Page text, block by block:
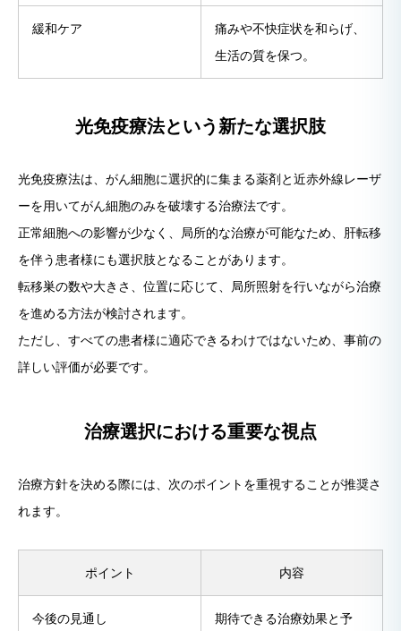
緩和ケア
痛みや不快症状を和らげ、
生活の質を保つ。
光免疫療法という新たな選択肢
光免疫療法は、がん細胞に選択的に集まる薬剤と近赤外線レーザ
ーを用いてがん細胞のみを破壊する治療法です。
正常細胞への影響が少なく、局所的な治療が可能なため、肝転移
を伴う患者様にも選択肢となることがあります。
転移巣の数や大きさ、位置に応じて、局所照射を行いながら治療
を進める方法が検討されます。
ただし、すべての患者様に適応できるわけではないため、事前の
詳しい評価が必要です。
治療選択における重要な視点
治療方針を決める際には、次のポイントを重視することが推奨さ
れます。
ポイント 内容
今後の見通し
期待できる治療効果と予